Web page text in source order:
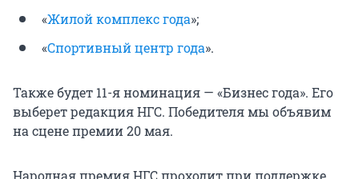
«Жилой комплекс года»;
«Спортивный центр года».
Также будет 11-я номинация — «Бизнес года». Его
выберет редакция НГС. Победителя мы объявим
на сцене премии 20 мая.
Народная премия НГС проходит при поддержке